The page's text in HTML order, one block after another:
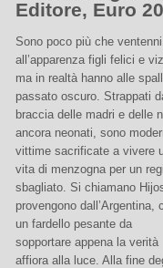
Editore, Euro 20
Sono poco più che
all’apparenza figli felici e
ma in realtà hanno alle
passato oscuro. Strappati
braccia delle madri e delle
ancora neonati, sono
vittime sacrificate a vivere
vita di menzogna per un
sbagliato. Si chiamano
provengono dall’Argentina,
un fardello pesante da
sopportare appena la verità
affiora alla luce. Alla fine